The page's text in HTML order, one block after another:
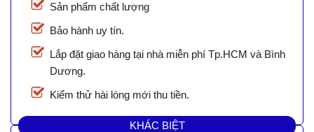
Sản phẩm chất lượng
Bảo hành uy tín.
Lắp đặt giao hàng tại nhà miễn phí Tp.HCM và Bình
Dương.
Kiểm thử hài lòng mới thu tiền.
KHÁC BIỆT